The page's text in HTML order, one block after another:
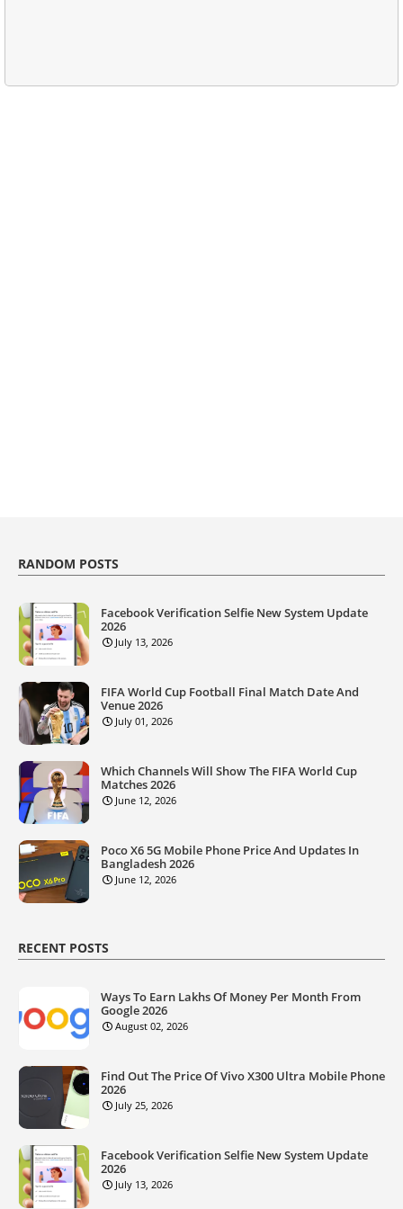
RANDOM POSTS
Facebook Verification Selfie New System Update
2026
July 13, 2026
FIFA World Cup Football Final Match Date And
Venue 2026
July 01, 2026
Which Channels Will Show The FIFA World Cup
Matches 2026
June 12, 2026
Poco X6 5G Mobile Phone Price And Updates In
Bangladesh 2026
June 12, 2026
RECENT POSTS
Ways To Earn Lakhs Of Money Per Month From
Google 2026
August 02, 2026
Find Out The Price Of Vivo X300 Ultra Mobile Phone
2026
July 25, 2026
Facebook Verification Selfie New System Update
2026
July 13, 2026